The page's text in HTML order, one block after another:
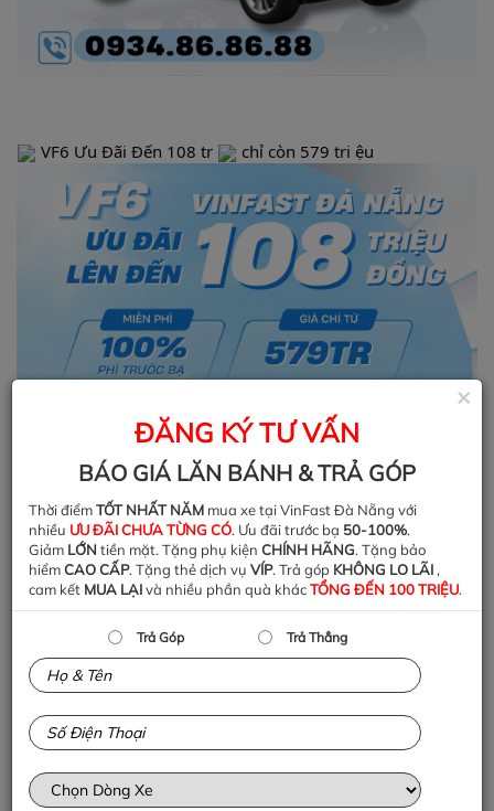
VF6 Ưu Đãi Đến 108 tr chỉ còn 579 tri ệu
VF7 phiên bản S
Ưu Đãi 235 tr iệu
chỉ còn 703 tr iệu
×
ĐĂNG KÝ TƯ VẤN
BÁO GIÁ LĂN BÁNH & TRẢ GÓP
Thời điểmTỐT NHẤT NĂM mua xe tại VinFast Đà Nẵng với
nhiều ƯU ĐÃI CHƯA TỪNG CÓ. Ưu đãi trước bạ 50-100%.
Giảm LỚN tiền mặt. Tặng phụ kiện CHÍNH HÃNG. Tặng bảo
hiểmCAO CẤP. Tặng thẻ dịch vụ VÍP. Trả góp KHÔNG LO LÃI,
cam kết MUA LẠIvà nhiều phần quà khácTỔNG ĐẾN 100 TRIỆU.
Trả Góp Trả Thẳng